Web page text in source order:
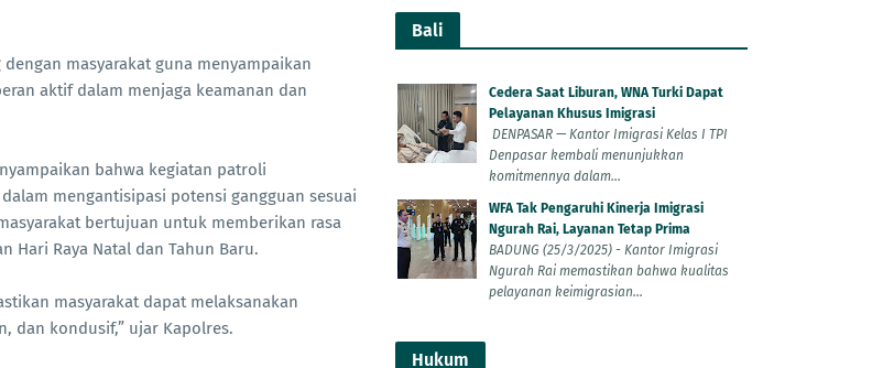
masyarakat guna menyampaikan
aktif dalam menjaga keamanan dan
bahwa kegiatan patroli
mengantisipasi potensi gangguan sesuai
bertujuan untuk memberikan rasa
Hari Raya Natal dan Tahun Baru.
masyarakat dapat melaksanakan
dan kondusif,” ujar Kapolres.
Bali
Cedera Saat Liburan, WNA Turki Dapat
Pelayanan Khusus Imigrasi
DENPASAR — Kantor Imigrasi Kelas I TPI
Denpasar kembali menunjukkan
komitmennya dalam...
WFA Tak Pengaruhi Kinerja Imigrasi
Ngurah Rai, Layanan Tetap Prima
BADUNG (25/3/2025) - Kantor Imigrasi
Ngurah Rai memastikan bahwa kualitas
pelayanan keimigrasian...
Hukum